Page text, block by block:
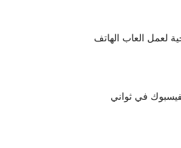
لعمل العاب الهاتف
في ثواني